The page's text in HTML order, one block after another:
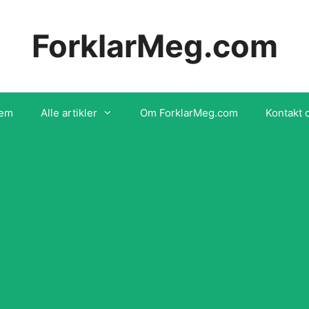
ForklarMeg.com
Alle artikler Om ForklarMeg.com Kontakt